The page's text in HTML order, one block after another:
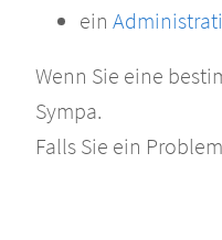
ein
Wenn Sie eine
Sympa.
Falls Sie ein